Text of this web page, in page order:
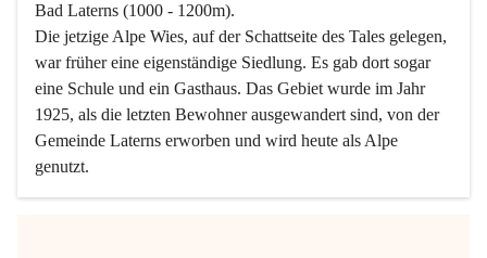
Bad Laterns (1000 - 1200m).
Die jetzige Alpe Wies, auf der Schattseite des Tales gelegen,
war früher eine eigenständige Siedlung. Es gab dort sogar
eine Schule und ein Gasthaus. Das Gebiet wurde im Jahr
1925, als die letzten Bewohner ausgewandert sind, von der
Gemeinde Laterns erworben und wird heute als Alpe
genutzt.